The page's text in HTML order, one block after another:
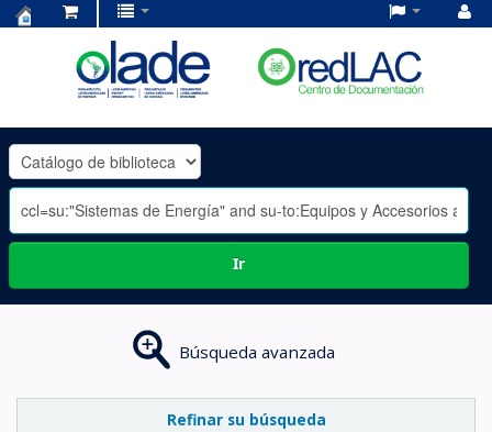
OLADE
-
Ir
Búsqueda avanzada
Refinar su búsqueda